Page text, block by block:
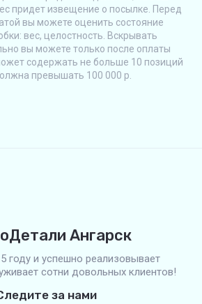
придет извещение о посылке. Перед
вы можете оценить состояние
вес, целостность. Вскрывать
вы можете только после оплаты
содержать не больше 10 позиций
превышать 100 000 р.
Ангарск
году и успешно реализовывает
сотни довольных клиентов!
за нами